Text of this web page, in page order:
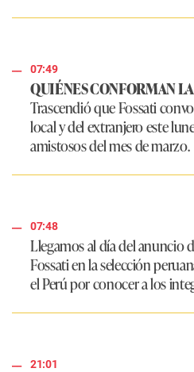
07:49
QUIÉNES CONFORMAN
Trascendió que Fossati
local y del extranjero este
amistosos del mes de marzo.
07:48
Llegamos al día del anuncio
Fossati en la selección
el Perú por conocer a los
21:01